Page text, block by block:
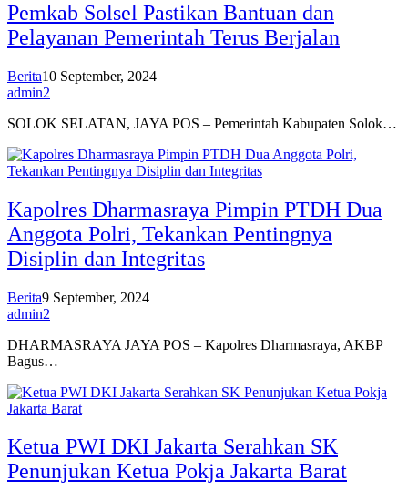
Pemkab Solsel Pastikan Bantuan dan
Pelayanan Pemerintah Terus Berjalan
Berita10 September, 2024
admin2
SOLOK SELATAN, JAYA POS – Pemerintah Kabupaten Solok…
Kapolres Dharmasraya Pimpin PTDH Dua
Anggota Polri, Tekankan Pentingnya
Disiplin dan Integritas
Berita9 September, 2024
admin2
DHARMASRAYA JAYA POS – Kapolres Dharmasraya, AKBP
Bagus…
Ketua PWI DKI Jakarta Serahkan SK
Penunjukan Ketua Pokja Jakarta Barat